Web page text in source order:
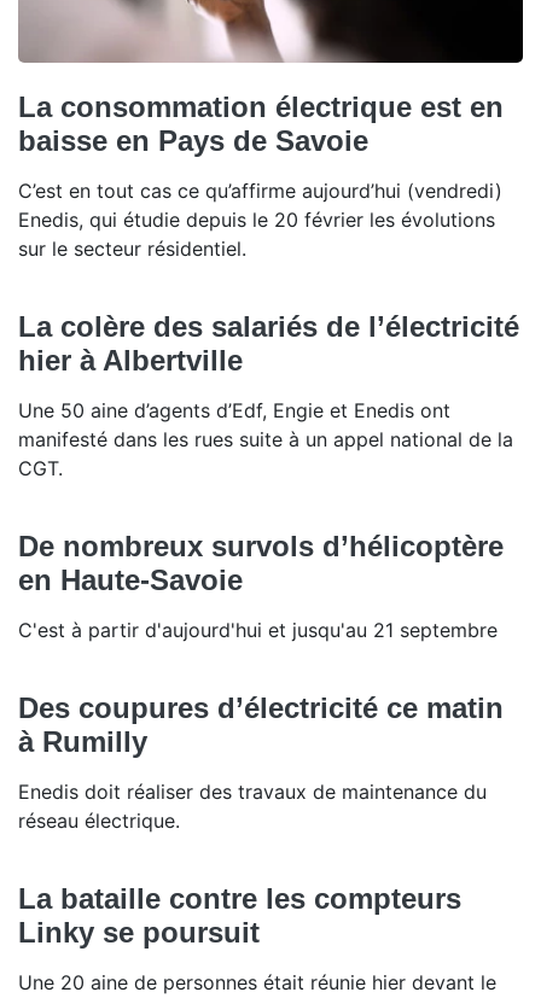
La consommation électrique est en
baisse en Pays de Savoie
C’est en tout cas ce qu’affirme aujourd’hui (vendredi)
Enedis, qui étudie depuis le 20 février les évolutions
sur le secteur résidentiel.
La colère des salariés de l’électricité
hier à Albertville
Une 50 aine d’agents d’Edf, Engie et Enedis ont
manifesté dans les rues suite à un appel national de la
CGT.
De nombreux survols d’hélicoptère
en Haute-Savoie
C'est à partir d'aujourd'hui et jusqu'au 21 septembre
Des coupures d’électricité ce matin
à Rumilly
Enedis doit réaliser des travaux de maintenance du
réseau électrique.
La bataille contre les compteurs
Linky se poursuit
Une 20 aine de personnes était réunie hier devant le